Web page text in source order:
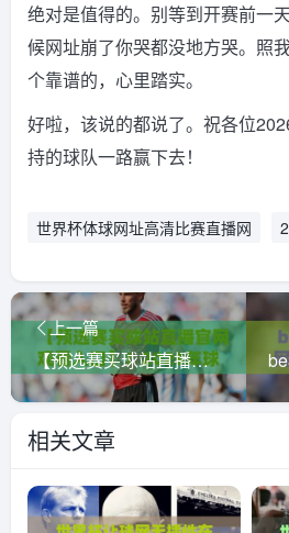
绝对是值得的。别等到开赛前一
候网址崩了你哭都没地方哭。照
个靠谱的，心里踏实。
好啦，该说的都说了。祝各位
持的球队一路赢下去！
世界杯体球网址高清比赛直播网
上一篇
【预选赛买球站直播官网观看入口】！2026年球迷必备的观赛指南与实用技巧
相关文章